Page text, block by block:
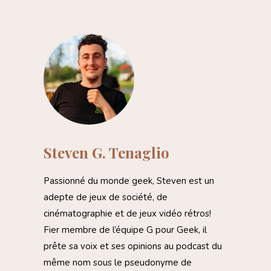
Steven G. Tenaglio
Passionné du monde geek, Steven est un
adepte de jeux de société, de
cinématographie et de jeux vidéo rétros!
Fier membre de l’équipe G pour Geek, il
prête sa voix et ses opinions au podcast du
même nom sous le pseudonyme de